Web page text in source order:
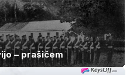
– prašičem